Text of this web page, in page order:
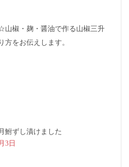
山椒・麹・醤油で作る山椒三升
方をお伝えします。
鮒ずし漬けました
3日